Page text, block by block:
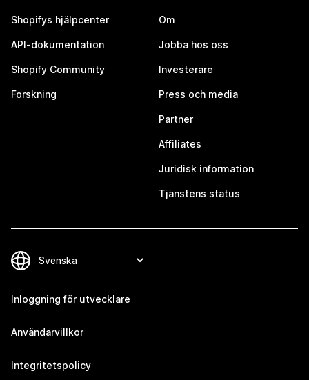
Shopifys hjälpcenter
API-dokumentation
Shopify Community
Forskning
Om
Jobba hos oss
Investerare
Press och media
Partner
Affiliates
Juridisk information
Tjänstens status
Inloggning för utvecklare
Användarvillkor
Integritetspolicy